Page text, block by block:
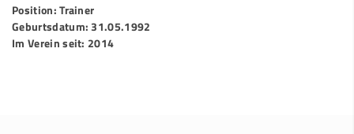
Position: Trainer
Geburtsdatum: 31.05.1992
Im Verein seit: 2014